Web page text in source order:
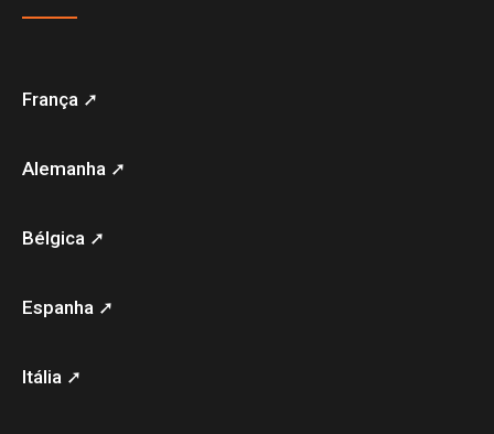
França ➚
Alemanha ➚
Bélgica ➚
Espanha ➚
Itália ➚